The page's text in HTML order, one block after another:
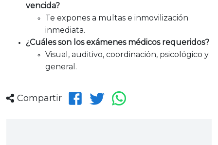
vencida?
Te expones a multas e inmovilización
inmediata.
¿Cuáles son los exámenes médicos requeridos?
Visual, auditivo, coordinación, psicológico y
general.
Compartir